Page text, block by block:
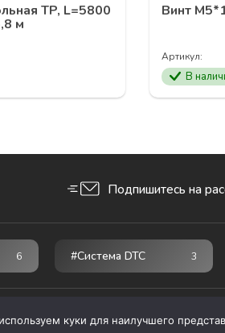
TP, L=5800
м
Винт
Артикул:
В
Подпишитесь на
6 #Система DTC 3
мебельные комплектующие
куки для наилучшего